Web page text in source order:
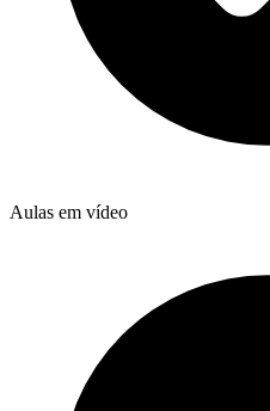
Aulas em vídeo